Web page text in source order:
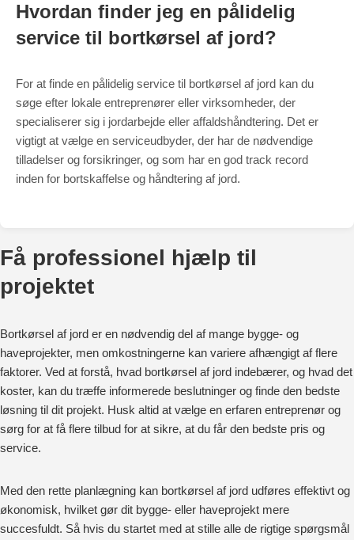
Hvordan finder jeg en pålidelig
service til bortkørsel af jord?
For at finde en pålidelig service til bortkørsel af jord kan du
søge efter lokale entreprenører eller virksomheder, der
specialiserer sig i jordarbejde eller affaldshåndtering. Det er
vigtigt at vælge en serviceudbyder, der har de nødvendige
tilladelser og forsikringer, og som har en god track record
inden for bortskaffelse og håndtering af jord.
Få professionel hjælp til
projektet
Bortkørsel af jord er en nødvendig del af mange bygge- og
haveprojekter, men omkostningerne kan variere afhængigt af flere
faktorer. Ved at forstå, hvad bortkørsel af jord indebærer, og hvad det
koster, kan du træffe informerede beslutninger og finde den bedste
løsning til dit projekt. Husk altid at vælge en erfaren entreprenør og
sørg for at få flere tilbud for at sikre, at du får den bedste pris og
service.
Med den rette planlægning kan bortkørsel af jord udføres effektivt og
økonomisk, hvilket gør dit bygge- eller haveprojekt mere
succesfuldt. Så hvis du startet med at stille alle de rigtige spørgsmål